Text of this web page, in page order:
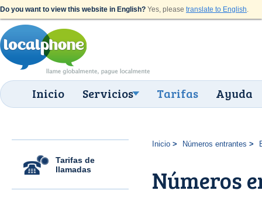
Do you want to view this website in English? Yes, please translate to English.
Inicio Servicios Tarifas Ayuda
Tarifas de
llamadas
Inicio Números entrantes
Números